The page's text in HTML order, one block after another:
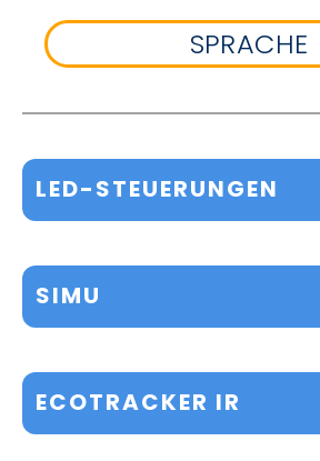
SPRACHE
LED-STEUERUNGEN
SIMU
ECOTRACKER IR